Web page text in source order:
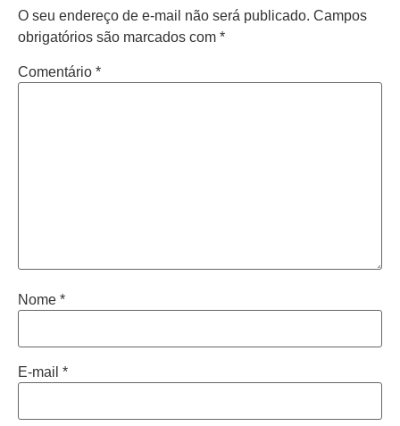
O seu endereço de e-mail não será publicado. Campos
obrigatórios são marcados com *
Comentário *
Nome *
E-mail *